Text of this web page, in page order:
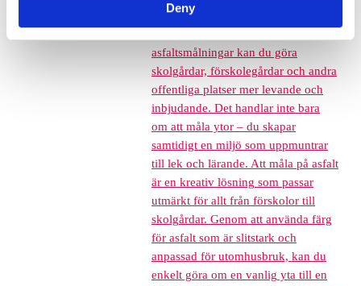
Deny
färgglada och engagerande ytor har
asfaltsmålningar kan du göra
skolgårdar, förskolegårdar och andra
offentliga platser mer levande och
inbjudande. Det handlar inte bara
om att måla ytor – du skapar
samtidigt en miljö som uppmuntrar
till lek och lärande. Att måla på asfalt
är en kreativ lösning som passar
utmärkt för allt från förskolor till
skolgårdar. Genom att använda färg
för asfalt som är slitstark och
anpassad för utomhusbruk, kan du
enkelt göra om en vanlig yta till en